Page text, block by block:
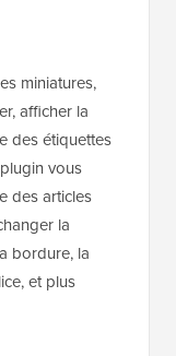
miniatures,
afficher la
des étiquettes
vous
des articles
la
bordure, la
et plus